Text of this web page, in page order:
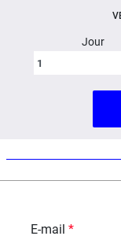
Jour
E-mail
EST
votre